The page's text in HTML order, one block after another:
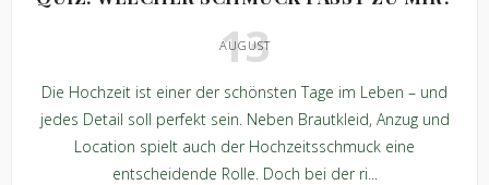
13
AUGUST
Die Hochzeit ist einer der schönsten Tage im Leben – und
jedes Detail soll perfekt sein. Neben Brautkleid, Anzug und
Location spielt auch der Hochzeitsschmuck eine
entscheidende Rolle. Doch bei der ri...